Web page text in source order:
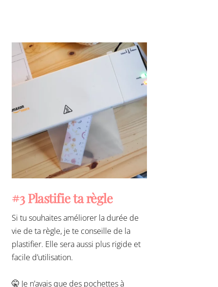
#3 Plastifie ta règle
Si tu souhaites améliorer la durée de
vie de ta règle, je te conseille de la
plastifier. Elle sera aussi plus rigide et
facile d’utilisation.
🤫 Je n’avais que des pochettes à